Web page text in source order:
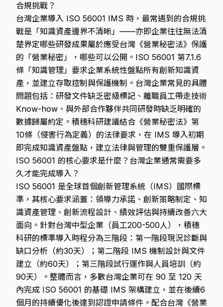
合規挑戰？
台灣企業導入 ISO 56001 IMS 時，最常遇到的合規挑
戰是「知識資產邊界不清晰」——亦即企業往往無法清
楚界定哪些研發成果屬於應受台灣《營業秘密法》保護
的「營業秘密」，哪些可以公開。ISO 56001 第7.1.6
條「知識管理」要求企業系統性盤點所有創新知識資
產，並建立存取控制與保護機制。台灣企業常見的具體
問題包括：研發文件缺乏密級標記、離職員工帶走技術
Know-how、與外部合作夥伴共同研發時缺乏明確的
數據歸屬約定。積穗科研建議結合《營業秘密法》第
10條（侵害行為定義）的法律要求，在 IMS 導入初期
即完成知識資產盤點，建立法律與管理的雙重保護層。
ISO 56001 的核心要求是什麼？台灣企業通常需要多
久才能完成導入？
ISO 56001 是全球首個創新管理系統（IMS）國際標
準，其核心要求涵蓋：領導力承諾、創新策略制定、知
識資產管理、創新流程設計、績效評估與持續改善六大
面向。針對台灣中型企業（員工200-500人），積穗
科研的標準導入時程分為三階段：第一階段現況診斷與
缺口分析（約30天）；第二階段 IMS 機制設計與文件
建立（約60天）；第三階段試行運作與人員培訓（約
90天）。整體而言，多數台灣企業可在 90 至 120 天
內完成 ISO 56001 的基礎 IMS 架構建立，並在後續6
個月的持續優化後達到認證申請條件。配合台灣《營業